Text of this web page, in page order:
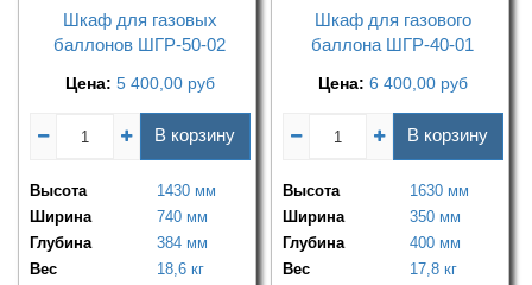
Шкаф для газовых
баллонов ШГР-50-02
Цена: 5 400,00 руб
В корзину
Высота
1430 мм
Ширина
740 мм
Глубина
384 мм
Вес
18,6 кг
Шкаф для газового
баллона ШГР-40-01
Цена: 6 400,00 руб
В корзину
Высота
1630 мм
Ширина
350 мм
Глубина
400 мм
Вес
17,8 кг